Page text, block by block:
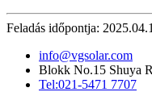
Feladás időpontja:
info@vgsolar.com
Blokk No.15 Shuya
Tel:021-5471 7707